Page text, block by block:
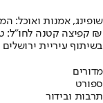
שופינג, אמנות ואוכל:
קפיצה קטנה לחו"ל: טיילת חדשה, מיצגי אמנות, וכיכרות משופצות בהשקעה של 100 מיליון ₪
בשיתוף עיריית ירושלים
מדורים
ספורט
תרבות ובידור